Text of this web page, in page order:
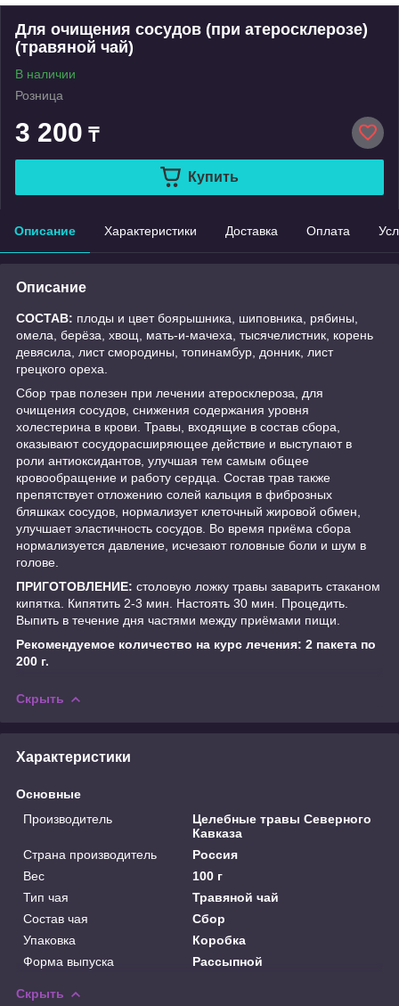
Для очищения сосудов (при атеросклерозе)
(травяной чай)
В наличии
Розница
3 200 ₸
Купить
Описание Характеристики Доставка Оплата
Описание
СОСТАВ: плоды и цвет боярышника, шиповника, рябины,
омела, берёза, хвощ, мать-и-мачеха, тысячелистник, корень
девясила, лист смородины, топинамбур, донник, лист
грецкого ореха.
Сбор трав полезен при лечении атеросклероза, для
очищения сосудов, снижения содержания уровня
холестерина в крови. Травы, входящие в состав сбора,
оказывают сосудорасширяющее действие и выступают в
роли антиоксидантов, улучшая тем самым общее
кровообращение и работу сердца. Состав трав также
препятствует отложению солей кальция в фиброзных
бляшках сосудов, нормализует клеточный жировой обмен,
улучшает эластичность сосудов. Во время приёма сбора
нормализуется давление, исчезают головные боли и шум в
голове.
ПРИГОТОВЛЕНИЕ: столовую ложку травы заварить стаканом
кипятка. Кипятить 2-3 мин. Настоять 30 мин. Процедить.
Выпить в течение дня частями между приёмами пищи.
Рекомендуемое количество на курс лечения: 2 пакета по
200 г.
Скрыть
Характеристики
Основные
Производитель
Целебные травы Северного
Кавказа
Страна производитель
Россия
Вес
100 г
Тип чая
Травяной чай
Состав чая
Сбор
Упаковка
Коробка
Форма выпуска
Рассыпной
Скрыть